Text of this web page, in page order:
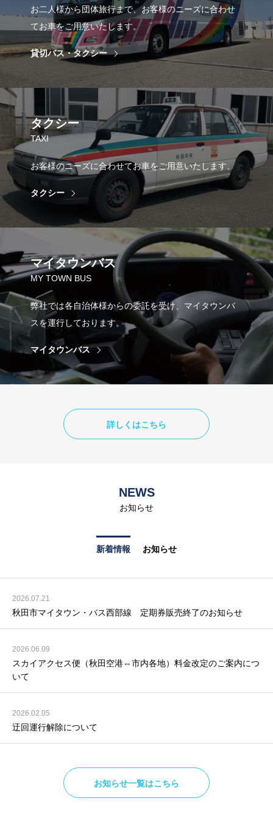
お二人様から団体旅行まで、お客様のニーズに合わせ
てお車をご用意いたします。
貸切バス・タクシー
タクシー
TAXI
お客様のニーズに合わせてお車をご用意いたします。
タクシー
マイタウンバス
MY TOWN BUS
弊社では各自治体様からの委託を受け、マイタウンバ
スを運行しております。
マイタウンバス
詳しくはこちら
NEWS
お知らせ
新着情報 お知らせ
2026.07.21
秋田市マイタウン・バス西部線 定期券販売終了のお知らせ
2026.06.09
スカイアクセス便（秋田空港⇔市内各地）料金改定のご案内につ
いて
2026.02.05
迂回運行解除について
お知らせ一覧はこちら